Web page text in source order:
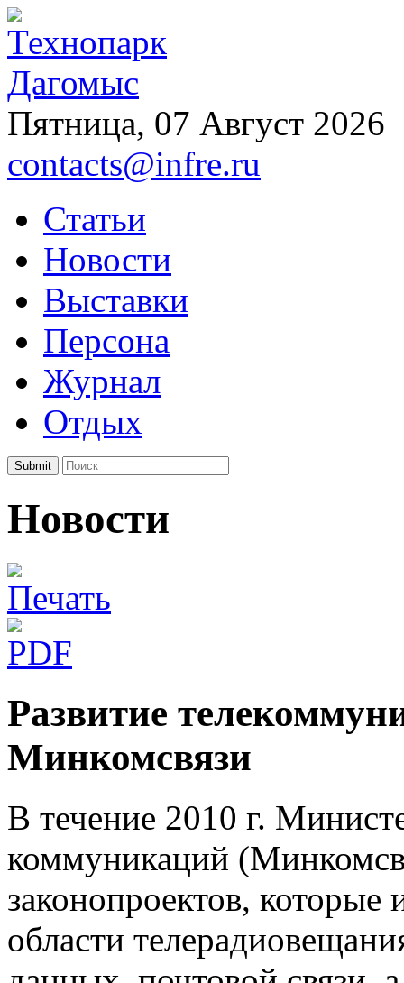
Пятница, 07 Август 2026
contacts@infre.ru
Статьи
Новости
Выставки
Персона
Журнал
Отдых
Submit
Новости
Развитие
Минкомсвязи
В течение 2010 г.
коммуникаций
законопроектов, которые
области